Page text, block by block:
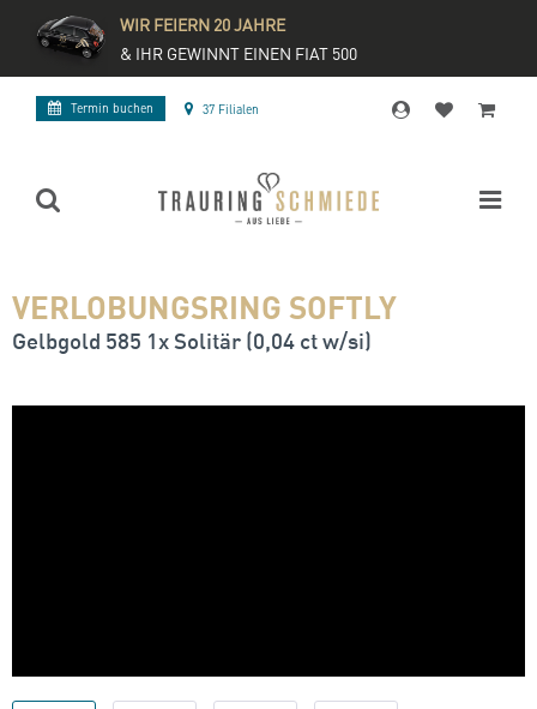
WIR FEIERN 20 JAHRE
& IHR GEWINNT EINEN FIAT 500
Termin buchen 37 Filialen
VERLOBUNGSRING SOFTLY
Gelbgold 585 1x Solitär (0,04 ct w/si)